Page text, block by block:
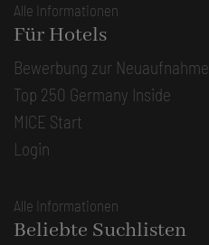
Alle Informationen
Für Hotels
Bewerbung zur Neuaufnahme
Top 250 Germany Inside
MICE Start
Login
Alle Informationen
Beliebte Suchlisten